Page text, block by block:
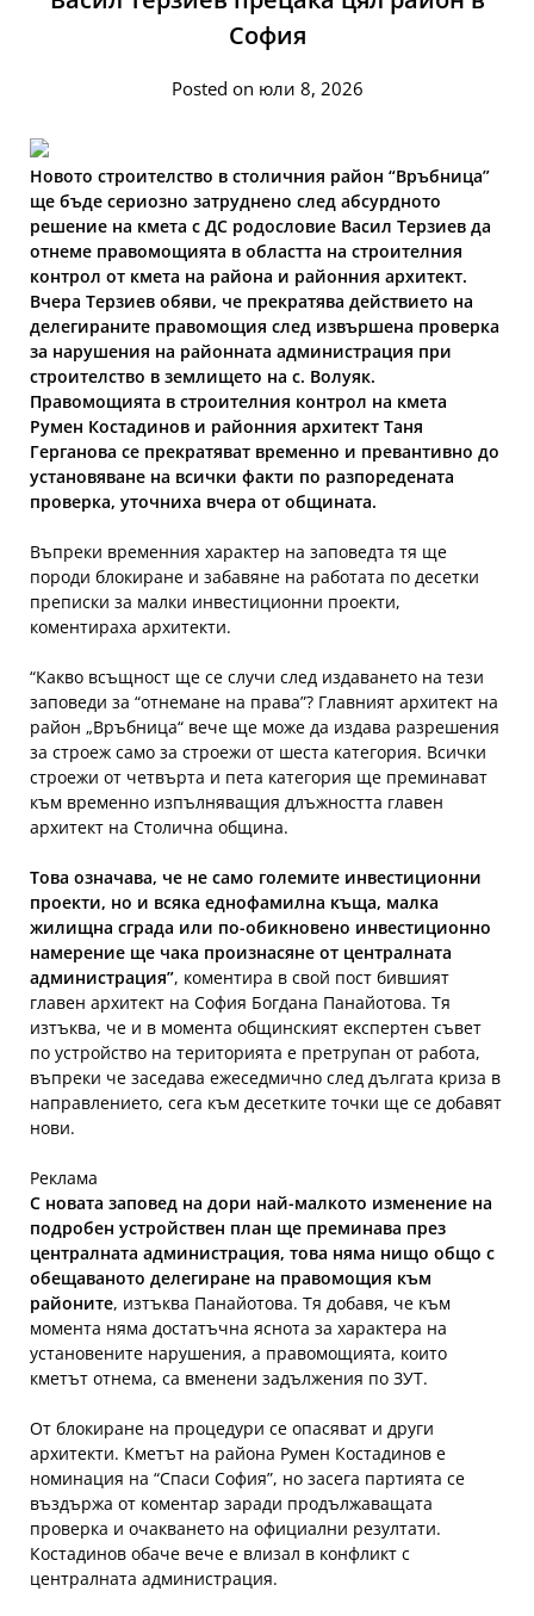
София
Posted on юли 8, 2026
Новото строителство в столичния район “Връбница”
ще бъде сериозно затруднено след абсурдното
решение на кмета с ДС родословие Васил Терзиев да
отнеме правомощията в областта на строителния
контрол от кмета на района и районния архитект.
Вчера Терзиев обяви, че прекратява действието на
делегираните правомощия след извършена проверка
за нарушения на районната администрация при
строителство в землището на с. Волуяк.
Правомощията в строителния контрол на кмета
Румен Костадинов и районния архитект Таня
Герганова се прекратяват временно и превантивно до
установяване на всички факти по разпоредената
проверка, уточниха вчера от общината.
Въпреки временния характер на заповедта тя ще
породи блокиране и забавяне на работата по десетки
преписки за малки инвестиционни проекти,
коментираха архитекти.
“Какво всъщност ще се случи след издаването на тези
заповеди за “отнемане на права”? Главният архитект на
район „Връбница“ вече ще може да издава разрешения
за строеж само за строежи от шеста категория. Всички
строежи от четвърта и пета категория ще преминават
към временно изпълняващия длъжността главен
архитект на Столична община.
Това означава, че не само големите инвестиционни
проекти, но и всяка еднофамилна къща, малка
жилищна сграда или по-обикновено инвестиционно
намерение ще чака произнасяне от централната
администрация”, коментира в свой пост бившият
главен архитект на София Богдана Панайотова. Тя
изтъква, че и в момента общинският експертен съвет
по устройство на територията е претрупан от работа,
въпреки че заседава ежеседмично след дългата криза в
направлението, сега към десетките точки ще се добавят
нови.
Реклама
С новата заповед на дори най-малкото изменение на
подробен устройствен план ще преминава през
централната администрация, това няма нищо общо с
обещаваното делегиране на правомощия към
районите, изтъква Панайотова. Тя добавя, че към
момента няма достатъчна яснота за характера на
установените нарушения, а правомощията, които
кметът отнема, са вменени задължения по ЗУТ.
От блокиране на процедури се опасяват и други
архитекти. Кметът на района Румен Костадинов е
номинация на “Спаси София”, но засега партията се
въздържа от коментар заради продължаващата
проверка и очакването на официални резултати.
Костадинов обаче вече е влизал в конфликт с
централната администрация.